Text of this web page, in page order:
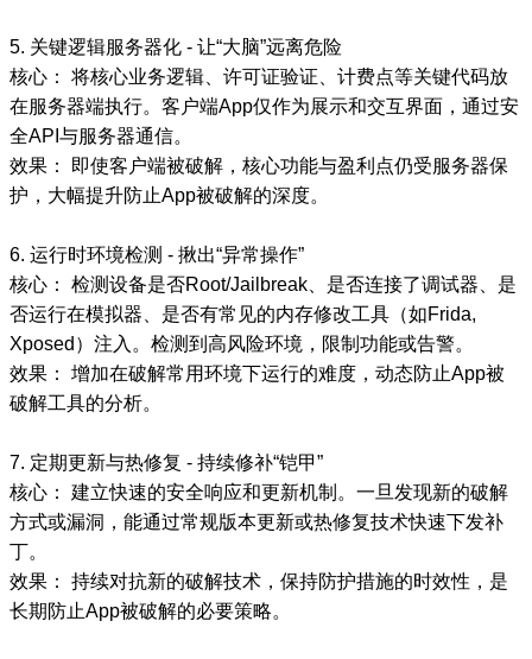
5. 关键逻辑服务器化 - 让“大脑”远离危险
核心： 将核心业务逻辑、许可证验证、计费点等关键代码放
在服务器端执行。客户端App仅作为展示和交互界面，通过安
全API与服务器通信。
效果： 即使客户端被破解，核心功能与盈利点仍受服务器保
护，大幅提升防止App被破解的深度。
6. 运行时环境检测 - 揪出“异常操作”
核心： 检测设备是否Root/Jailbreak、是否连接了调试器、是
否运行在模拟器、是否有常见的内存修改工具（如Frida,
Xposed）注入。检测到高风险环境，限制功能或告警。
效果： 增加在破解常用环境下运行的难度，动态防止App被
破解工具的分析。
7. 定期更新与热修复 - 持续修补“铠甲”
核心： 建立快速的安全响应和更新机制。一旦发现新的破解
方式或漏洞，能通过常规版本更新或热修复技术快速下发补
丁。
效果： 持续对抗新的破解技术，保持防护措施的时效性，是
长期防止App被破解的必要策略。